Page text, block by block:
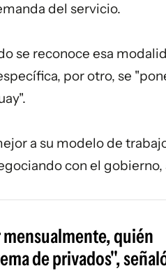
del servicio.
se reconoce esa
por otro, se
a su modelo de
con el gobierno,
quién
de privados",